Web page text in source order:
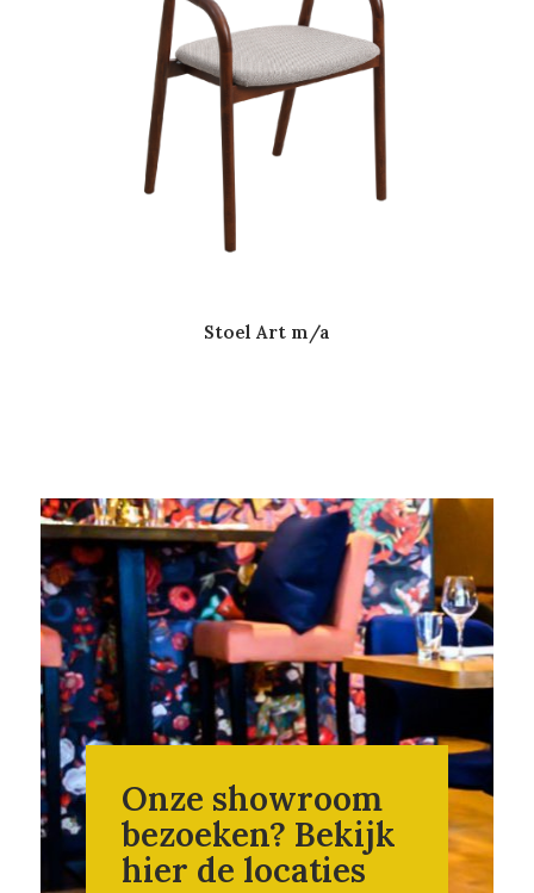
Stoel Art m/a
Onze showroom
bezoeken? Bekijk
hier de locaties